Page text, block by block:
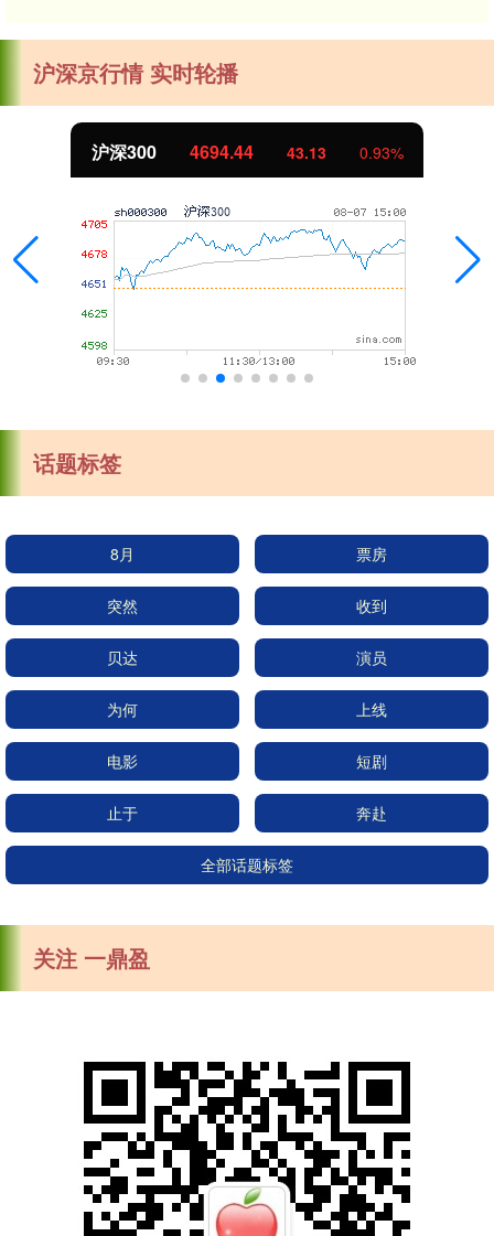
沪深京行情 实时轮播
沪深300 4694.44 43.13 0.93%
话题标签
8月 票房
突然 收到
贝达 演员
为何 上线
电影 短剧
止于 奔赴
全部话题标签
关注 一鼎盈